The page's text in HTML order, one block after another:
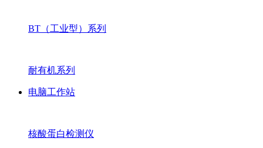
BT（工业型）系列
耐有机系列
电脑工作站
核酸蛋白检测仪